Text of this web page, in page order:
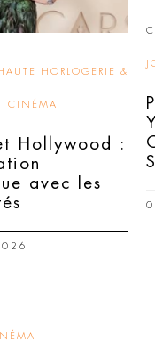
HORLOGERIE &
CINÉMA
Hollywood :
avec les